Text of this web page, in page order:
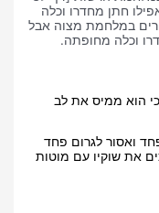
חתן מחדרו וכלה
במלחמת מצוה אבל
וכלה מחופתה.
כי הוא ממיס את לב
ואסור לגרום פחד
את שוקיו עם מוטות